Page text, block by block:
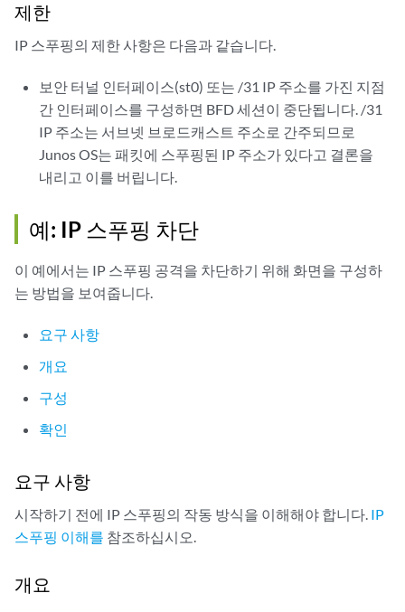
제한
IP 스푸핑의 제한 사항은 다음과 같습니다.
보안 터널 인터페이스(st0) 또는 /31 IP 주소를 가진 지점
간 인터페이스를 구성하면 BFD 세션이 중단됩니다. /31
IP 주소는 서브넷 브로드캐스트 주소로 간주되므로
Junos OS는 패킷에 스푸핑된 IP 주소가 있다고 결론을
내리고 이를 버립니다.
예: IP 스푸핑 차단
이 예에서는 IP 스푸핑 공격을 차단하기 위해 화면을 구성하
는 방법을 보여줍니다.
요구 사항
개요
구성
확인
요구 사항
시작하기 전에 IP 스푸핑의 작동 방식을 이해해야 합니다. IP
스푸핑 이해를 참조하십시오.
개요